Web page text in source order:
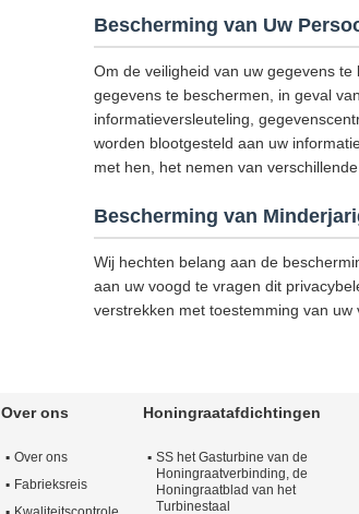
Bescherming van Uw
Om de veiligheid van uw gegevens
gegevens te beschermen, in geval
informatieversleuteling,
worden blootgesteld aan uw
met hen, het nemen van
Bescherming van
Wij hechten belang aan de
aan uw voogd te vragen dit
verstrekken met toestemming van uw
Over ons
Over ons
Fabrieksreis
Honingraatafdichtingen
SS het Gasturbine van de
Honingraatverbinding, de
Honingraatblad van het
Turbinestaal